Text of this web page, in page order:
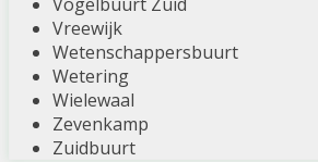
Vreewijk
Wetenschappersbuurt
Wetering
Wielewaal
Zevenkamp
Zuidbuurt